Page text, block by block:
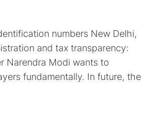
numbers New Delhi,
and tax transparency:
Narendra Modi wants to
fundamentally. In future, the